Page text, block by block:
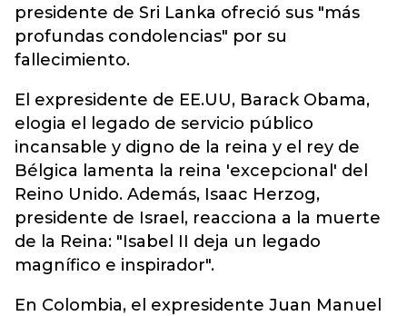
presidente de Sri Lanka ofreció sus "más
profundas condolencias" por su
fallecimiento.
El expresidente de EE.UU, Barack Obama,
elogia el legado de servicio público
incansable y digno de la reina y el rey de
Bélgica lamenta la reina 'excepcional' del
Reino Unido. Además, Isaac Herzog,
presidente de Israel, reacciona a la muerte
de la Reina: "Isabel II deja un legado
magnífico e inspirador".
En Colombia, el expresidente Juan Manuel